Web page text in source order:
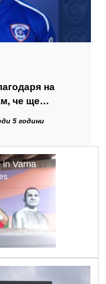
на
че ще
5 години
in Varna